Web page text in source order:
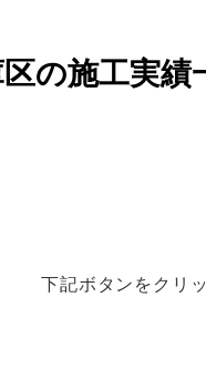
の施工実績
下記ボタンをクリ